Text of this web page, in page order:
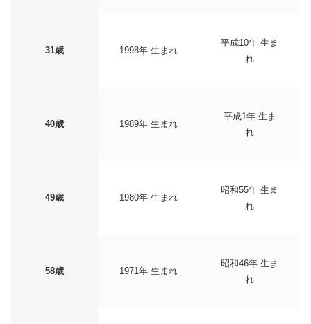
31歳 1998年 生まれ
平成10年 生ま
れ
40歳 1989年 生まれ
平成1年 生ま
れ
49歳 1980年 生まれ
昭和55年 生ま
れ
58歳 1971年 生まれ
昭和46年 生ま
れ